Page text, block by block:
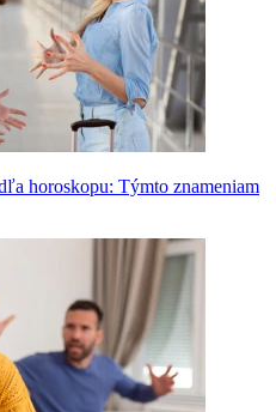
horoskopu: Týmto znameniam